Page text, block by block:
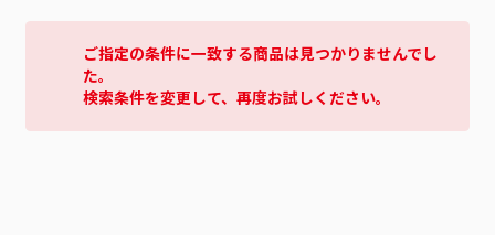
ご指定の条件に一致する商品は見つかりませんでし
た。
検索条件を変更して、再度お試しください。